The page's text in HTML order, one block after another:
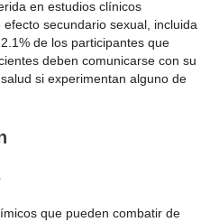
en estudios clínicos
secundario sexual, incluida
de los participantes que
deben comunicarse con su
si experimentan alguno de
que pueden combatir de